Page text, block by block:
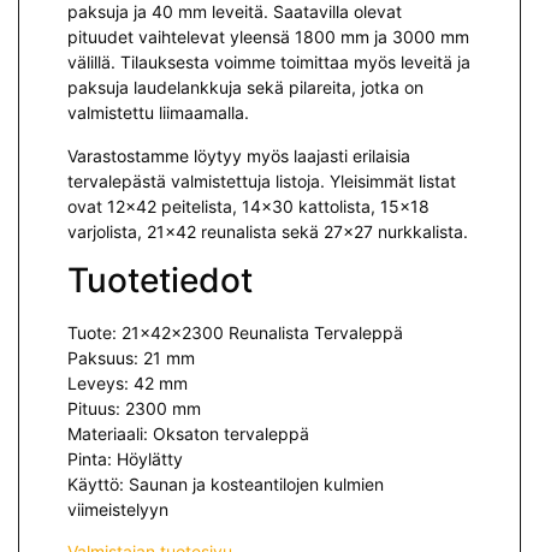
paksuja ja 40 mm leveitä. Saatavilla olevat
pituudet vaihtelevat yleensä 1800 mm ja 3000 mm
välillä. Tilauksesta voimme toimittaa myös leveitä ja
paksuja laudelankkuja sekä pilareita, jotka on
valmistettu liimaamalla.
Varastostamme löytyy myös laajasti erilaisia
tervalepästä valmistettuja listoja. Yleisimmät listat
ovat 12×42 peitelista, 14×30 kattolista, 15×18
varjolista, 21×42 reunalista sekä 27×27 nurkkalista.
Tuotetiedot
Tuote: 21x42x2300 Reunalista Tervaleppä
Paksuus: 21 mm
Leveys: 42 mm
Pituus: 2300 mm
Materiaali: Oksaton tervaleppä
Pinta: Höylätty
Käyttö: Saunan ja kosteantilojen kulmien
viimeistelyyn